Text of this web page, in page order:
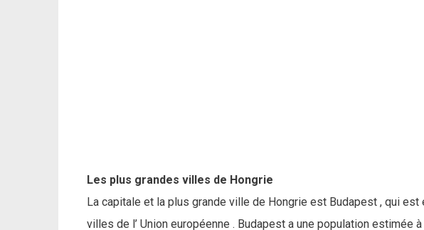
Les plus grandes villes de Hongrie
La capitale et la plus grande ville de Hongrie est Budapest , qui est
villes de l’ Union européenne . Budapest a une population estimée